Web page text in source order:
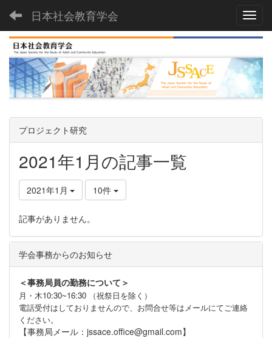
日本社会教育学会
プロジェクト研究
2021年1月の記事一覧
2021年1月 10件
記事がありません。
学会事務からのお知らせ
＜事務局員の勤務について＞
月・木10:30~16:30 （祝祭日を除く）
電話受付はしておりませんので、お問合せ等はメールにてご連絡
ください。
【事務局メール：jssace.office@gmail.com】